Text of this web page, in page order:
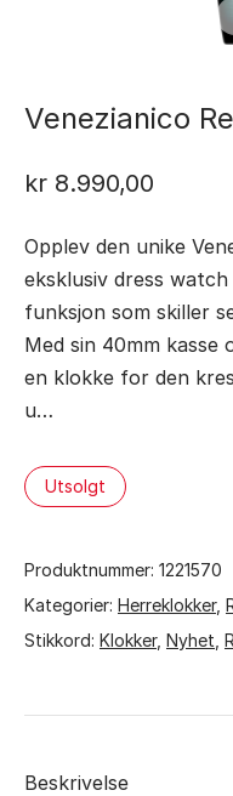
Venezianico
kr 8.990,00
Opplev den unike
eksklusiv dress
funksjon som skiller
Med sin 40mm kasse
en klokke for den
u…
Utsolgt
Produktnummer: 1221570
Kategorier: Herreklokker,
Stikkord: Klokker, Nyhet
Beskrivelse